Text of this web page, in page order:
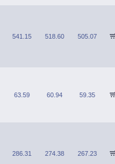
541.15 518.60 505.07
63.59 60.94 59.35
286.31 274.38 267.23